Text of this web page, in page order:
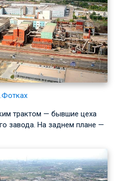
трактом — бывшие цеха
завода. На заднем плане —